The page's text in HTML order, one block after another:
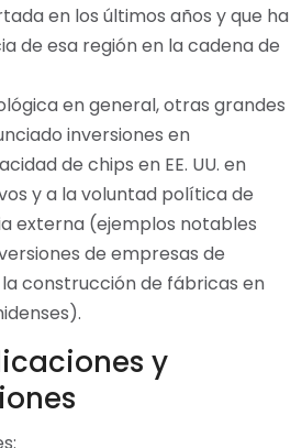
en los últimos años y que ha
de esa región en la cadena de
en general, otras grandes
inversiones en
de chips en EE. UU. en
y a la voluntad política de
externa (ejemplos notables
de empresas de
construcción de fábricas en
y